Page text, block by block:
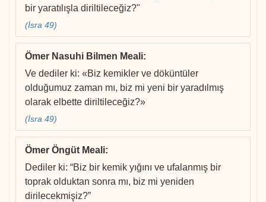
bir yaratılışla diriltileceğiz?"
(İsra 49)
Ömer Nasuhi Bilmen Meali:
Ve dediler ki: «Biz kemikler ve döküntüler
olduğumuz zaman mı, biz mi yeni bir yaradılmış
olarak elbette diriltileceğiz?»
(İsra 49)
Ömer Öngüt Meali:
Dediler ki: “Biz bir kemik yığını ve ufalanmış bir
toprak olduktan sonra mı, biz mi yeniden
dirilecekmişiz?”